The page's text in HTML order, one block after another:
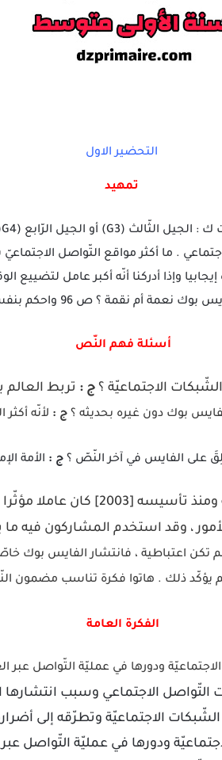
التحضير الاول
تمهيد
. ما أكثر مواقع التّواصل
وإذا أدركنا أنّه أكبر عامل لتضييع
بوك نعمة أم نقمة ؟ ص 96 واحكم بنفسك .
أسئلة فهم النّص
الاجتماعيّة ؟ ج : تربط
بوك دون غيره بحديثه ؟ ج : لأنّه
على الفايس في آخر النّصّ ؟ ج : الأمة
لأنه ومنذ تأسيسه [2003]
، وقد استخدم المشاركون فيه ما يزيد
تكن اعتباطية ، فانتشار الفايس بوك
يؤكّد ذلك . هاتوا فكرة تناسب مضمون
الفكرة العامة
ودورها في عمليّة التّواصل عبر
التّواصل الاجتماعي وسبب انتشارها
الاجتماعيّة وتطرّقه إلى
ودورها في عمليّة التّواصل عبر